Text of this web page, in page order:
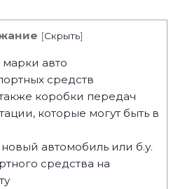
[Скрыть]
авто
средств
коробки передач
которые могут быть в
автомобиль или б.у.
средства на